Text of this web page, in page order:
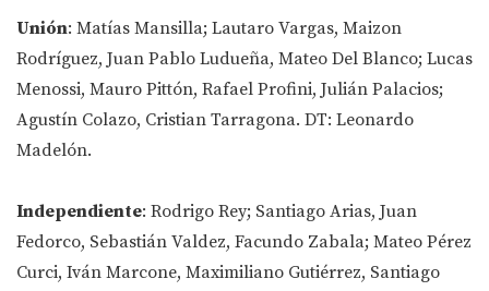
Unión: Matías Mansilla; Lautaro Vargas, Maizon
Rodríguez, Juan Pablo Ludueña, Mateo Del Blanco; Lucas
Menossi, Mauro Pittón, Rafael Profini, Julián Palacios;
Agustín Colazo, Cristian Tarragona. DT: Leonardo
Madelón.
Independiente: Rodrigo Rey; Santiago Arias, Juan
Fedorco, Sebastián Valdez, Facundo Zabala; Mateo Pérez
Curci, Iván Marcone, Maximiliano Gutiérrez, Santiago